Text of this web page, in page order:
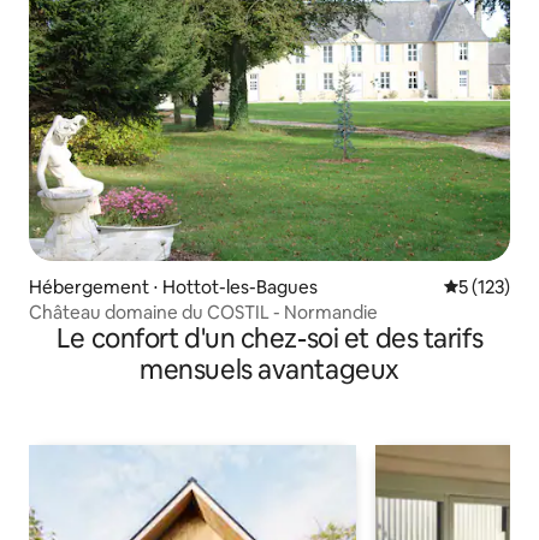
Hébergement ⋅ Hottot-les-Bagues Évaluation
5 (123)
Château domaine du COSTIL - Normandie
Le confort d'un chez-soi et des tarifs
mensuels avantageux